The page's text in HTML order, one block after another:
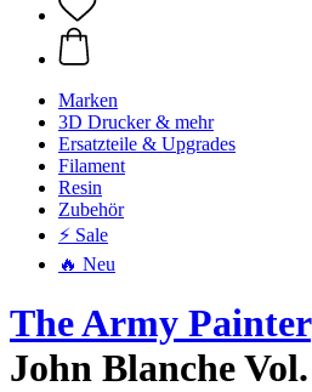
Marken
3D Drucker & mehr
Ersatzteile & Upgrades
Filament
Resin
Zubehör
⚡ Sale
🔥 Neu
The Army Painter
John Blanche